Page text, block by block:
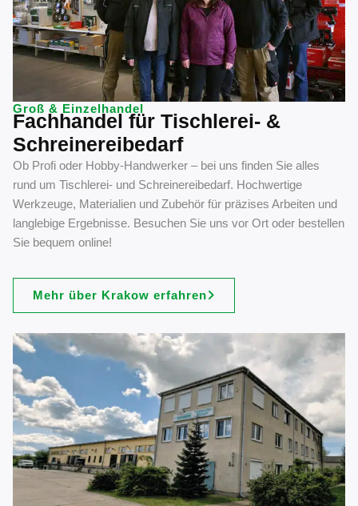
Groß & Einzelhandel
Fachhandel für Tischlerei- &
Schreinereibedarf
Ob Profi oder Hobby-Handwerker – bei uns finden Sie alles
rund um Tischlerei- und Schreinereibedarf. Hochwertige
Werkzeuge, Materialien und Zubehör für präzises Arbeiten und
langlebige Ergebnisse. Besuchen Sie uns vor Ort oder bestellen
Sie bequem online!
Mehr über Krakow erfahren